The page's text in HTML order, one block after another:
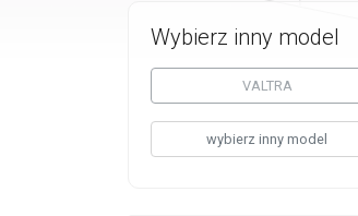
Wybierz inny model
VALTRA
wybierz inny model